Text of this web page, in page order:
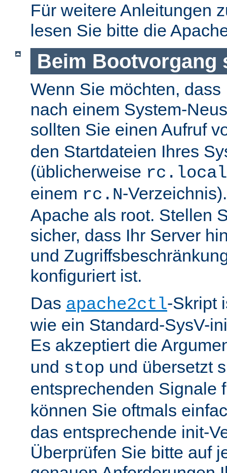
Für weitere Anleitungen
lesen Sie bitte die
Beim Bootvorgang
Wenn Sie möchten,
nach einem System-
sollten Sie einen Aufruf
den Startdateien Ihres
(üblicherweise rc.local
einem rc.N-
Apache als root. Stellen
sicher, dass Ihr Server
und
konfiguriert ist.
Das apache2ctl-Skript
wie ein Standard-SysV-
Es akzeptiert die
und stop und übersetzt
entsprechenden Signale
können Sie oftmals
das entsprechende init-
Überprüfen Sie bitte auf